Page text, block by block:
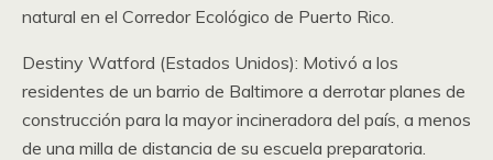
natural en el Corredor Ecológico de Puerto Rico.
Destiny Watford (Estados Unidos): Motivó a los
residentes de un barrio de Baltimore a derrotar planes de
construcción para la mayor incineradora del país, a menos
de una milla de distancia de su escuela preparatoria.